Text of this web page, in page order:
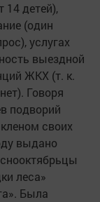
14 детей),
(один
услугах
выездной
ЖКХ (т. к.
Говоря
подворий
своих
выдано
леса»
Была